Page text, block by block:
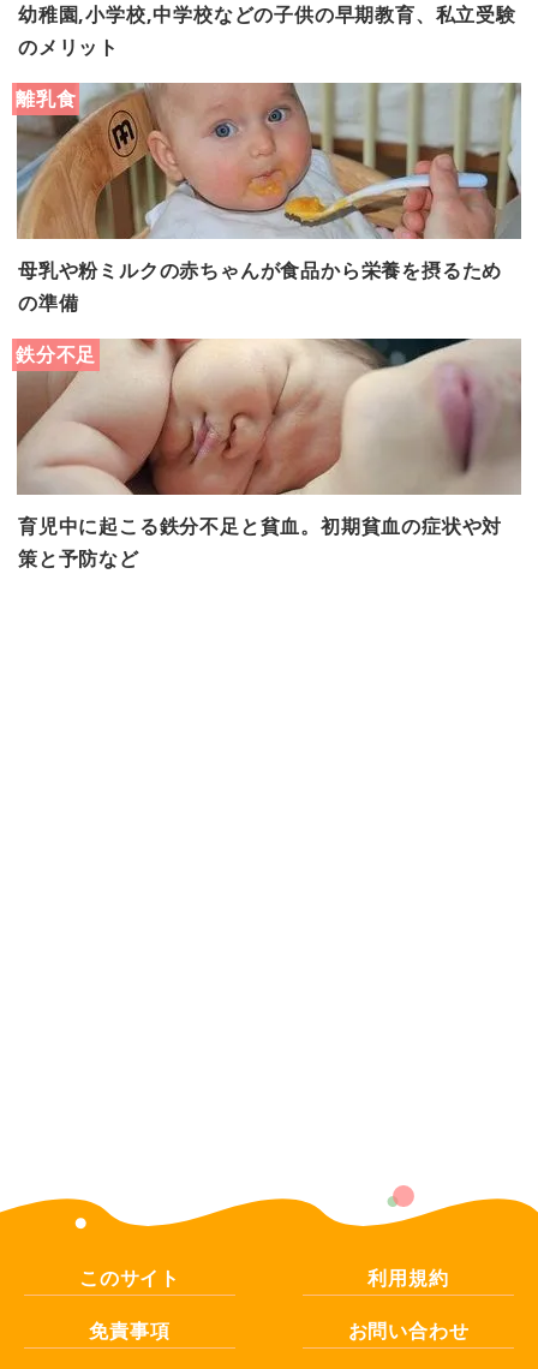
幼稚園,小学校,中学校などの子供の早期教育、私立受験
のメリット
離乳食
母乳や粉ミルクの赤ちゃんが食品から栄養を摂るため
の準備
鉄分不足
育児中に起こる鉄分不足と貧血。初期貧血の症状や対
策と予防など
このサイト
利用規約
免責事項
お問い合わせ